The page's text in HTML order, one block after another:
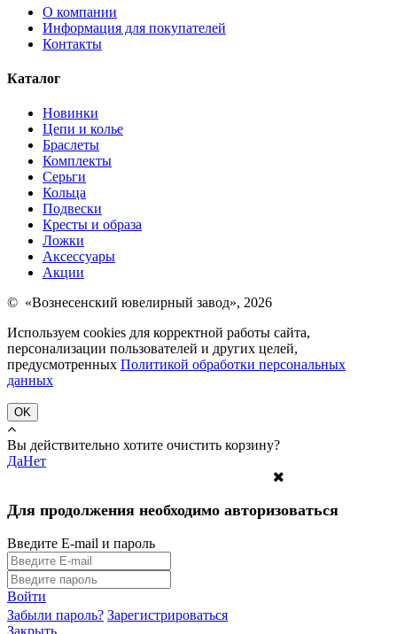
О компании
Информация для покупателей
Контакты
Каталог
Новинки
Цепи и колье
Браслеты
Комплекты
Серьги
Кольца
Подвески
Кресты и образа
Ложки
Аксессуары
Акции
© «Вознесенский ювелирный завод», 2026
Используем cookies для корректной работы сайта,
персонализации пользователей и других целей,
предусмотренных Политикой обработки персональных
данных
OK
Вы действительно хотите очистить корзину?
ДаНет
Для продолжения необходимо авторизоваться
Введите E-mail и пароль
Войти
Забыли пароль? Зарегистрироваться